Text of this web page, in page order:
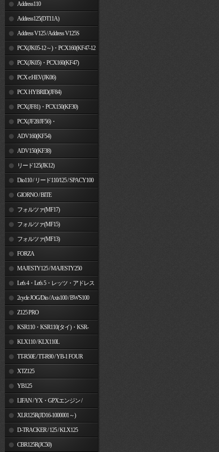
Address110
Address125(DT11A)
Address V125 / Address V125S
PCX(JK05-12～)・PCX160(KF47-12
～) PCX(JK05)・PCX160(KF47)
PCX e:HEV(JK06)
PCX HYBRID(JF84)
PCX(JF81)・PCX150(KF30)
PCX(JF28/JF56)・
PCX150(KF12/KF18)
ADV160(KF54)
ADV150(KF38)
リード125(JK12)
Dio110 / リード110/125 / SPACY100
GIORNO / BITE
フォルツァ(MF17)
フォルツァ(MF15)
フォルツァ(MF13)
FORZA
MAJESTY125 / MAJESTY250
Let's 4・Let's 5・レッツ・アドレス
V50 2cycle JOG/Dio / Axis100 / BW'S100
Z125 PRO
KSR110・KSR110(タイ)・KSR-
I/II・KSR PRO
KLX110 / KLX110L
TT-R50E / TT-R90 / YB-1 FOUR
XTZ125
YB125
LIFAN / YX・GPXエンジン /
JinchengXLR125R(JD16-1000001～)
D-TRACKER / 125 / KLX125
CBR125R(JC50)